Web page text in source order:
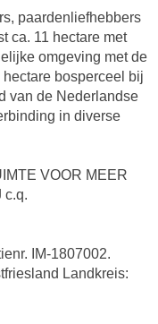
paardenliefhebbers
ca. 11 hectare met
omgeving met de
bosperceel bij
van de Nederlandse
in diverse
VOOR MEER
c.q.
IM-1807002.
Landkreis: